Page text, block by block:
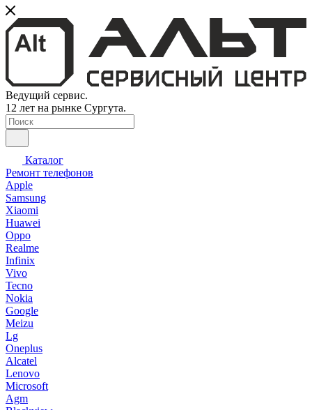
Ведущий сервис.
12 лет на рынке Сургута.
Каталог
Ремонт телефонов
Apple
Samsung
Xiaomi
Huawei
Oppo
Realme
Infinix
Vivo
Tecno
Nokia
Google
Meizu
Lg
Oneplus
Alcatel
Lenovo
Microsoft
Agm